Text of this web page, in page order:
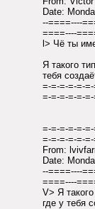
Date:
--====----
====----
l> Чё ты
Я такого
тебя
=-=-=-=-=-
=-=-=-=-=-
=-=-=-=-=-
=-=-=-=-=-
From:
Date:
--====----
====----
V> Я
где у тебя